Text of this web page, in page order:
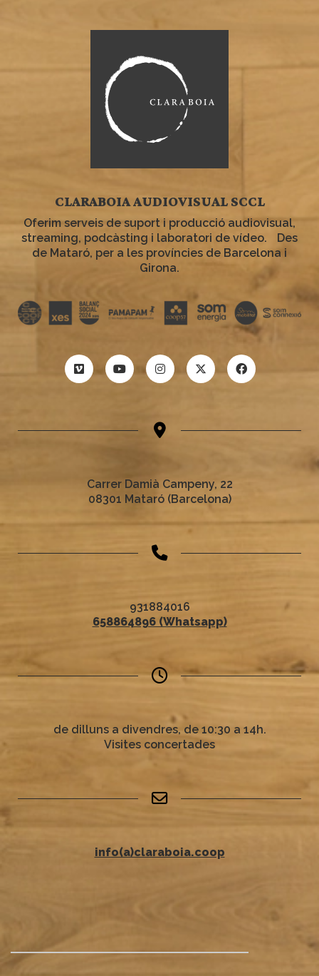
CLARABOIA AUDIOVISUAL SCCL
Oferim serveis de suport i producció audiovisual,
streaming, podcàsting i laboratori de vídeo. Des
de Mataró, per a les províncies de Barcelona i
Girona.
Carrer Damià Campeny, 22
08301 Mataró (Barcelona)
931884016
658864896 (Whatsapp)
de dilluns a divendres, de 10:30 a 14h.
Visites concertades
info(a)claraboia.coop